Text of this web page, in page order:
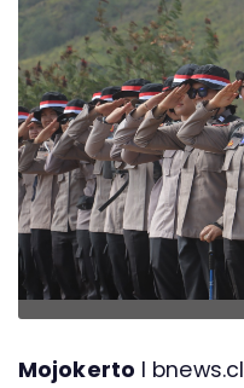
Mojokerto l